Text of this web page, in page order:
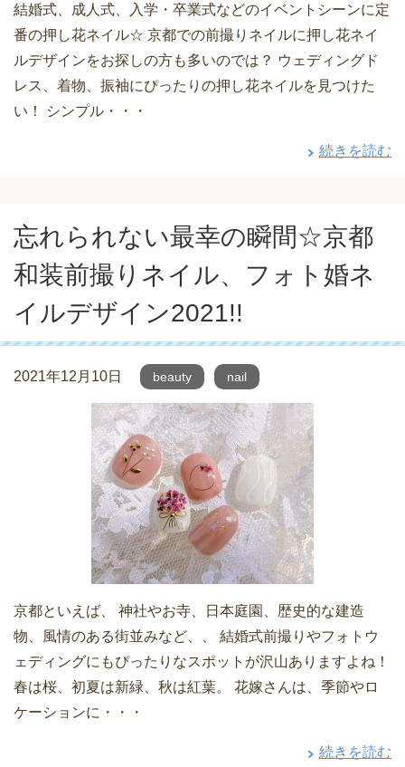
結婚式、成人式、入学・卒業式などのイベントシーンに定
番の押し花ネイル☆ 京都での前撮りネイルに押し花ネイ
ルデザインをお探しの方も多いのでは？ ウェディングド
レス、着物、振袖にぴったりの押し花ネイルを見つけた
い！ シンプル・・・
続きを読む
忘れられない最幸の瞬間☆京都
和装前撮りネイル、フォト婚ネ
イルデザイン2021!!
2021年12月10日 beauty nail
京都といえば、 神社やお寺、日本庭園、歴史的な建造
物、風情のある街並みなど、、 結婚式前撮りやフォトウ
ェディングにもぴったりなスポットが沢山ありますよね！
春は桜、初夏は新緑、秋は紅葉。 花嫁さんは、季節やロ
ケーションに・・・
続きを読む